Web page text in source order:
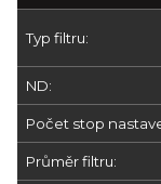
Typ filtru:
ND:
Počet stop
Průměr filtru: